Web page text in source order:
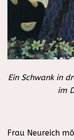
Ein Schwank in
im
Frau Neureich